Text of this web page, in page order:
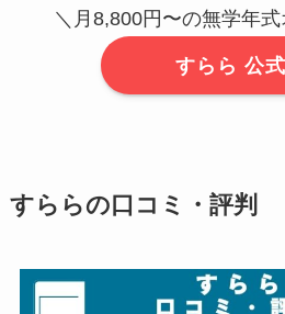
＼月8,800円〜の無学年
すらら 公
すららの口コミ・評判